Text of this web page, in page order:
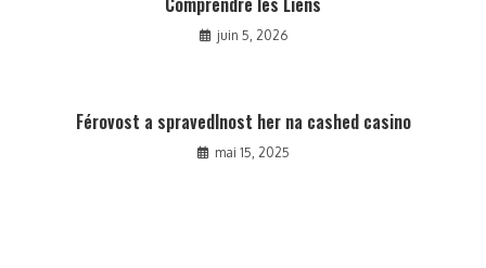
juin 5, 2026
Férovost a spravedlnost her na cashed casino
mai 15, 2025